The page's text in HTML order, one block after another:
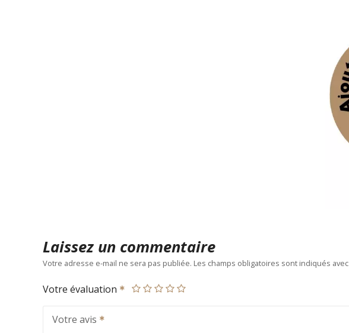
Laissez un commentaire
Votre adresse e-mail ne sera pas publiée. Les champs obligatoires sont indiqués avec
Votre évaluation
Votre avis